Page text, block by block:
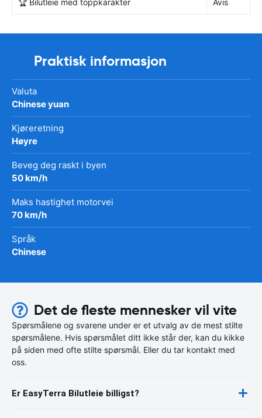
🏆 Bilutleie med toppkarakter Avis
Praktisk informasjon
Valuta
Chinese yuan
Kjøreretning
Høyre
Beveg deg raskt i byen
50 km/h
Maks hastighet motorvei
70 km/h
Språk
Chinese
Det de fleste mennesker vil vite
Spørsmålene og svarene under er et utvalg av de mest stilte
spørsmålene. Hvis spørsmålet ditt ikke står der, kan du kikke
på siden med ofte stilte spørsmål. Eller du tar kontakt med
oss.
Er EasyTerra Bilutleie billigst?